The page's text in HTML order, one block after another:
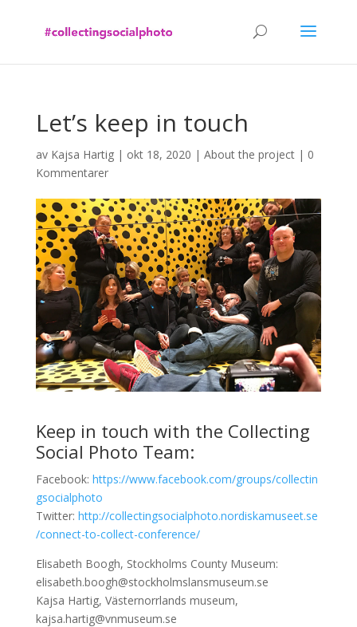
Let’s keep in touch
av Kajsa Hartig| okt 18, 2020 | About the project| 0
Kommentarer
Keep in touch with the Collecting
Social Photo Team:
Facebook: https://www.facebook.com/groups/collectin
gsocialphoto
Twitter: http://collectingsocialphoto.nordiskamuseet.se
/connect-to-collect-conference/
Elisabeth Boogh, Stockholms County Museum:
elisabeth.boogh@stockholmslansmuseum.se
Kajsa Hartig, Västernorrlands museum,
kajsa.hartig@vnmuseum.se